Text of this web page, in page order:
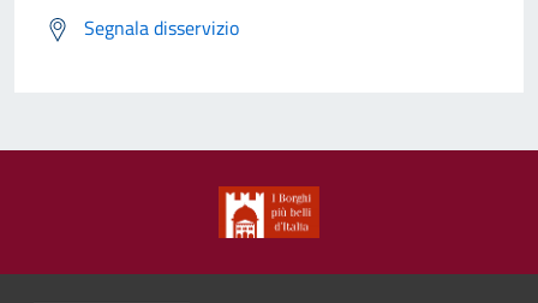
Segnala disservizio